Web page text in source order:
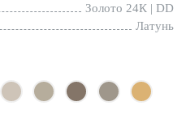
Золото 24К | DD
Латунь